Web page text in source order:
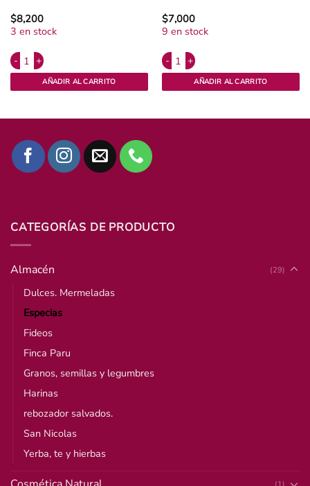
$8,200
3 en stock
Fideos de Arroz para sopa por 300 gr, Oryza. cantidad
AÑADIR AL CARRITO
$7,000
9 en stock
Dulces del Jardin x 450 g de
AÑADIR AL CARRITO
cantidad
CATEGORÍAS DE PRODUCTO
Almacén (29)
Dulces. Mermeladas
Especias
Fideos
Finca Paru
Granos, semillas y legumbres
Harinas
rebozador salvados.
San Nicolas
Yerba, te y hierbas